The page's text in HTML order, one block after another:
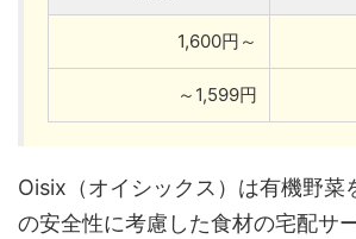
1,600円～
～1,599円
Oisix（オイシックス）は有機野菜
の安全性に考慮した食材の宅配サ